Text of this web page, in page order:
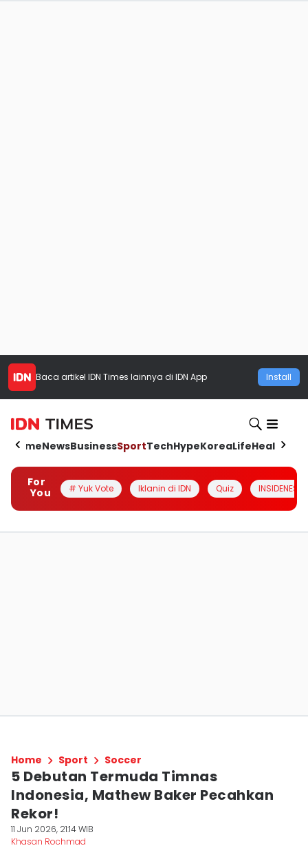
Baca artikel IDN Times lainnya di IDN App Install
HomeNewsBusinessSportTechHypeKoreaLifeHealth
For
You
# Yuk Vote Iklanin di IDN Quiz INSIDENESIA
Home Sport Soccer
5 Debutan Termuda Timnas
Indonesia, Mathew Baker Pecahkan
Rekor!
11 Jun 2026, 21:14 WIB
Khasan Rochmad